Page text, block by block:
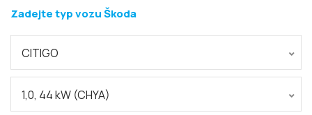
Zadejte typ vozu Škoda
CITIGO
1,0, 44 kW (CHYA)